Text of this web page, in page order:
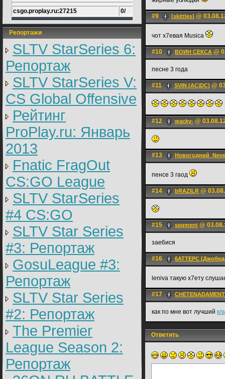
csgo.proplay.ru:27215 0/
Репортажи
SLTV StarSeries 6:
Репортаж
SLTV StarSeries V:
CS Global Offensive
Рейтинг
ProPlay.ru: Январь
2013
Fnatic FragOut
CS:GO League
SLTV StarSeries
#4 CS:GO
SLTV Star Series
#3: Репортаж
GosuLeague #3:
Репортаж
SLTV Star Series
#2: Репортаж
The Premier
League Season 2:
Репортаж
#9 [skittles] @
чот х7евая Musica
#10 ВОИН СЕКСА @
песне 3 года
#11 SVIN [AC|DC] @
#12 wacky- @
#13
пенсе 3 гаод
#14 bRAZILR @
#15 seqment @
зае6ися
#16 6ATTEPC
leniva такую х7ету
#17 CHETENADAMENT
как по мне вот лучший
Ответить